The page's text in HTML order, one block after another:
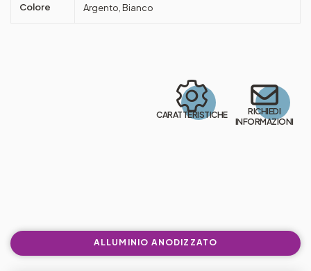
Colore Argento, Bianco
CARATTERISTICHE
RICHIEDI
INFORMAZIONI
ALLUMINIO ANODIZZATO